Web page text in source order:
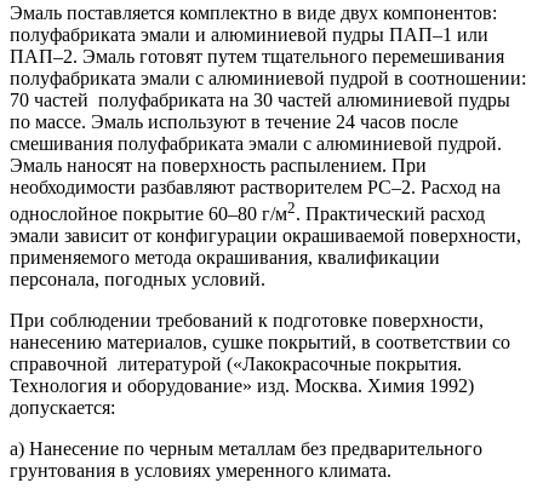
Эмаль поставляется комплектно в виде двух компонентов:
полуфабриката эмали и алюминиевой пудры ПАП–1 или
ПАП–2. Эмаль готовят путем тщательного перемешивания
полуфабриката эмали с алюминиевой пудрой в соотношении:
70 частей полуфабриката на 30 частей алюминиевой пудры
по массе. Эмаль используют в течение 24 часов после
смешивания полуфабриката эмали с алюминиевой пудрой.
Эмаль наносят на поверхность распылением. При
необходимости разбавляют растворителем РС–2. Расход на
однослойное покрытие 60–80 г/м2. Практический расход
эмали зависит от конфигурации окрашиваемой поверхности,
применяемого метода окрашивания, квалификации
персонала, погодных условий.
При соблюдении требований к подготовке поверхности,
нанесению материалов, сушке покрытий, в соответствии со
справочной литературой («Лакокрасочные покрытия.
Технология и оборудование» изд. Москва. Химия 1992)
допускается:
а) Нанесение по черным металлам без предварительного
грунтования в условиях умеренного климата.